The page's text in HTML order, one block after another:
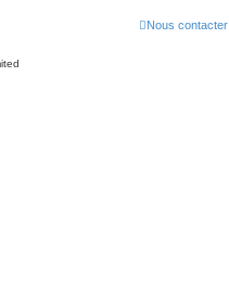
Nous contacter